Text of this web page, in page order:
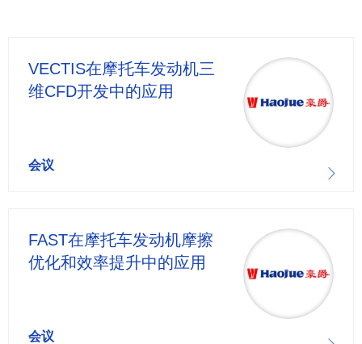
VECTIS在摩托车发动机三
维CFD开发中的应用
会议
FAST在摩托车发动机摩擦
优化和效率提升中的应用
会议